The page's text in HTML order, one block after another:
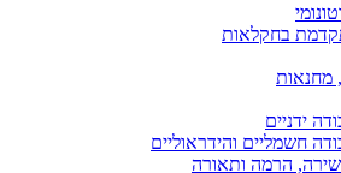
בחקלאות
מחנאות
ידניים
חשמליים והידראוליים
הרמה ותאורה